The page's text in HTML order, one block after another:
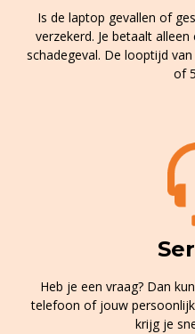
Is de laptop gevallen of
verzekerd. Je betaalt
schadegeval. De looptijd
of
Heb je een vraag? Dan
telefoon of jouw
krijg je